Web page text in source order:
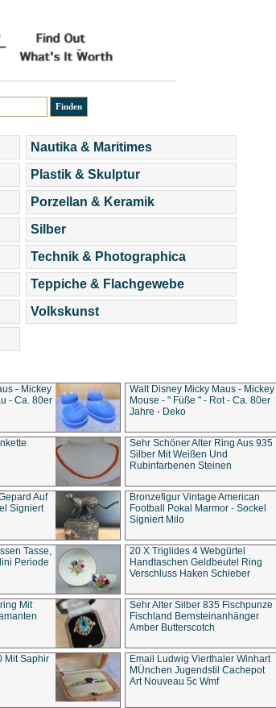
Nautika & Maritimes
Plastik & Skulptur
Porzellan & Keramik
Silber
Technik & Photographica
Teppiche & Flachgewebe
Volkskunst
- Mickey
- Ca. 80er
Walt Disney Micky Maus - Mickey
Mouse - " Füße " - Rot - Ca. 80er
Jahre - Deko
Sehr Schöner Alter Ring Aus 935
Silber Mit Weißen Und
Rubinfarbenen Steinen
Auf
Signiert
Bronzefigur Vintage American
Football Pokal Marmor - Sockel
Signiert Milo
Tasse,
Periode
20 X Triglides 4 Webgürtel
Handtaschen Geldbeutel Ring
Verschluss Haken Schieber
Mit
Sehr Alter Silber 835 Fischpunze
Fischland Bernsteinanhänger
Amber Butterscotch
Mit Saphir
Email Ludwig Vierthaler Winhart
MÜnchen Jugendstil Cachepot
Art Nouveau 5c Wmf